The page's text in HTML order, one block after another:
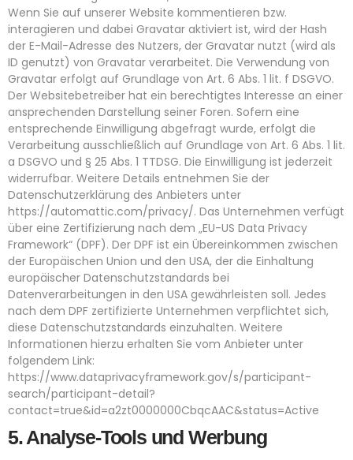
Wenn Sie auf unserer Website kommentieren bzw.
interagieren und dabei Gravatar aktiviert ist, wird der Hash
der E-Mail-Adresse des Nutzers, der Gravatar nutzt (wird als
ID genutzt) von Gravatar verarbeitet. Die Verwendung von
Gravatar erfolgt auf Grundlage von Art. 6 Abs. 1 lit. f DSGVO.
Der Websitebetreiber hat ein berechtigtes Interesse an einer
ansprechenden Darstellung seiner Foren. Sofern eine
entsprechende Einwilligung abgefragt wurde, erfolgt die
Verarbeitung ausschließlich auf Grundlage von Art. 6 Abs. 1 lit.
a DSGVO und § 25 Abs. 1 TTDSG. Die Einwilligung ist jederzeit
widerrufbar. Weitere Details entnehmen Sie der
Datenschutzerklärung des Anbieters unter
https://automattic.com/privacy/. Das Unternehmen verfügt
über eine Zertifizierung nach dem „EU-US Data Privacy
Framework“ (DPF). Der DPF ist ein Übereinkommen zwischen
der Europäischen Union und den USA, der die Einhaltung
europäischer Datenschutzstandards bei
Datenverarbeitungen in den USA gewährleisten soll. Jedes
nach dem DPF zertifizierte Unternehmen verpflichtet sich,
diese Datenschutzstandards einzuhalten. Weitere
Informationen hierzu erhalten Sie vom Anbieter unter
folgendem Link:
https://www.dataprivacyframework.gov/s/participant-
search/participant-detail?
contact=true&id=a2zt0000000CbqcAAC&status=Active
5. Analyse-Tools und Werbung